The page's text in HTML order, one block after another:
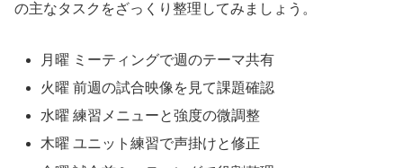
の主なタスクをざっくり整理してみましょう。
月曜 ミーティングで週のテーマ共有
火曜 前週の試合映像を見て課題確認
水曜 練習メニューと強度の微調整
木曜 ユニット練習で声掛けと修正